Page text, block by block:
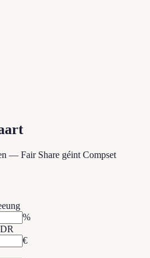
— Fair Share géint Compset
%
€